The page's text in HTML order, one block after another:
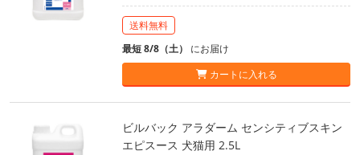
送料無料
最短 8/8（土） にお届け
カートに入れる
ビルバック アラダーム センシティブスキン
エピスース 犬猫用 2.5L